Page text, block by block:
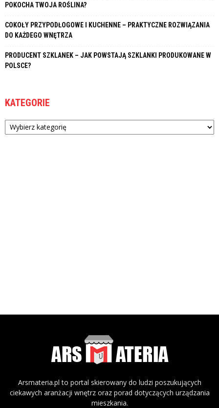
POKOCHA TWOJA ROŚLINA?
COKOŁY PRZYPODŁOGOWE I KUCHENNE – PRAKTYCZNE ROZWIĄZANIA
DO KAŻDEGO WNĘTRZA
PRODUCENT SZKLANEK – JAK POWSTAJĄ SZKLANKI PRODUKOWANE W
POLSCE?
KATEGORIE
Kategorie
Arsmateria.pl to portal skierowany do ludzi poszukujących
ciekawych aranżacji wnętrz oraz porad dotyczących urządzania
mieszkania.